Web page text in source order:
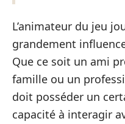
L’animateur du jeu
grandement
Que ce soit un ami
famille ou un
doit posséder un
capacité à interagir